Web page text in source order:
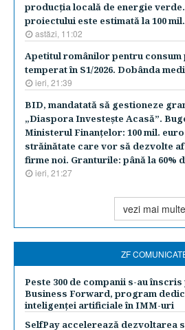
producţia locală de energie
proiectului este estimată la 100
astăzi, 11:02
Apetitul românilor pentru consum
temperat în S1/2026. Dobânda
ieri, 21:39
BID, mandatată să gestioneze
„Diaspora Investeşte Acasă”.
Ministerul Finanţelor: 100 mil.
străinătate care vor să dezvolte
firme noi. Granturile: până la 60%
ieri, 21:27
vezi mai multe
ZF
Peste 300 de companii s-au înscris
Business Forward, program
inteligenței artificiale în IMM-uri
SelfPay accelerează dezvoltarea